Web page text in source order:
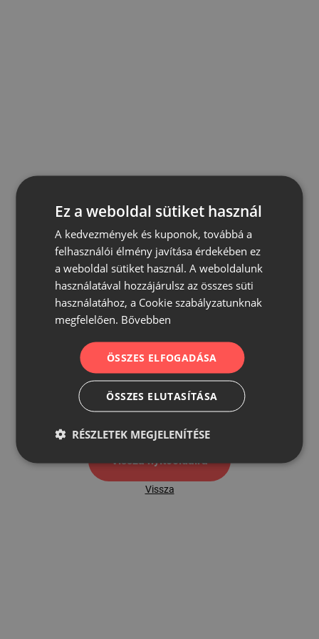
500
Vissza nyítóoldalra
Vissza
Ez a weboldal sütiket használ
A kedvezmények és kuponok, továbbá a
felhasználói élmény javítása érdekében ez
a weboldal sütiket használ. A weboldalunk
használatával hozzájárulsz az összes süti
használatához, a Cookie szabályzatunknak
megfelelően. Bővebben
ÖSSZES ELFOGADÁSA
ÖSSZES ELUTASÍTÁSA
RÉSZLETEK MEGJELENÍTÉSE